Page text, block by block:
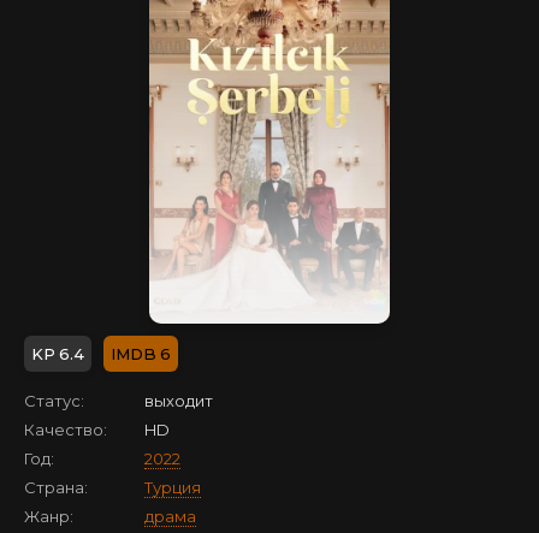
6.4 6
Статус:
выходит
Качество:
HD
Год:
2022
Страна:
Турция
Жанр:
драма